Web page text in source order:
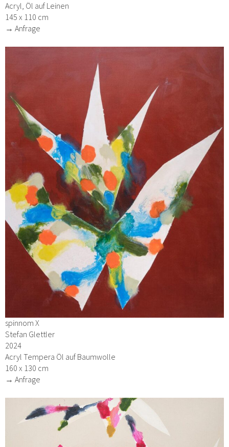
Acryl, Öl auf Leinen
145 x 110 cm
→ Anfrage
spinnom X
Stefan Glettler
2024
Acryl Tempera Öl auf Baumwolle
160 x 130 cm
→ Anfrage